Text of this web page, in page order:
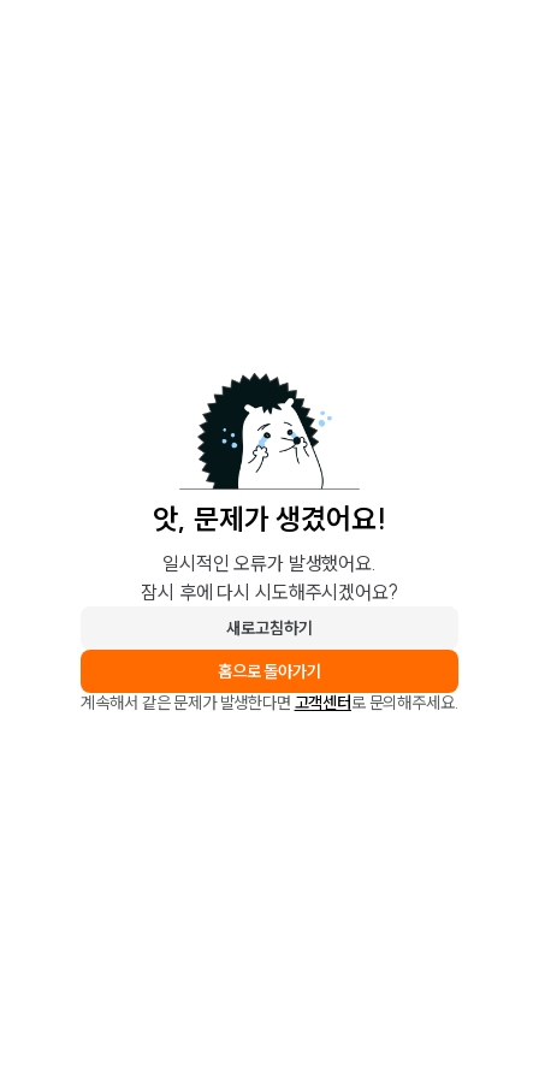
앗, 문제가 생겼어요!
일시적인 오류가 발생했어요.
잠시 후에 다시 시도해주시겠어요?
새로고침하기
홈으로 돌아가기
계속해서 같은 문제가 발생한다면 고객센터로 문의해주세요.